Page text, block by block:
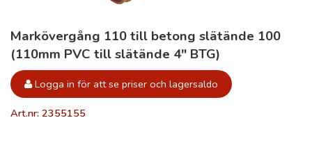
Markövergång 110 till betong slätände 100
(110mm PVC till slätände 4" BTG)
Logga in för att se priser och lagersaldo
Art.nr: 2355155